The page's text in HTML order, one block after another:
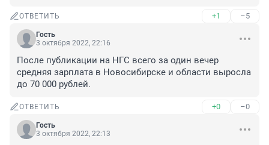
ОТВЕТИТЬ +1 –5
Гость
3 октября 2022, 22:16
После публикации на НГС всего за один вечер
средняя зарплата в Новосибирске и области выросла
до 70 000 рублей.
ОТВЕТИТЬ +0 –0
Гость
3 октября 2022, 22:13